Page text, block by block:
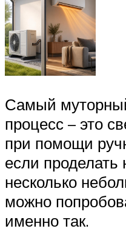
Самый
процесс – это
при помощи
если проделать
несколько
можно
именно так.